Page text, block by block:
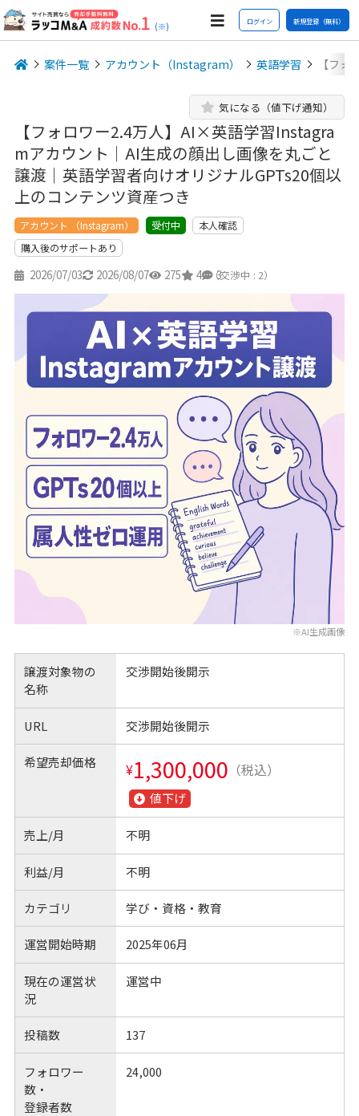
(※) ログイン 新規登録（無料）
案件一覧 アカウント（Instagram） 英語学習 【フ
【フォロワー2.4万人】AI×英語学習Instagra
mアカウント｜AI生成の顔出し画像を丸ごと
譲渡｜英語学習者向けオリジナルGPTs20個以
上のコンテンツ資産つき
気になる（値下げ通知）
アカウント （Instagram） 受付中
本人確認
購入後のサポートあり
2026/07/03 2026/08/07 275 4 3
（交渉中 : 2）
※AI生成画像
譲渡対象物の
名称
交渉開始後開示
URL 交渉開始後開示
希望売却価格 ¥1,300,000 （税込）
値下げ
売上/月 不明
利益/月 不明
カテゴリ 学び・資格・教育
運営開始時期 2025年06月
現在の運営状
況
運営中
投稿数 137
フォロワー
数・
登録者数
24,000